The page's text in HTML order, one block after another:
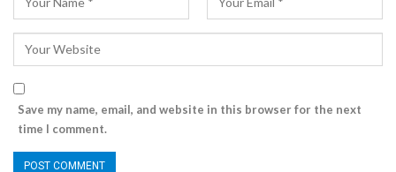
Save my name, email, and website in this browser for the next
time I comment.